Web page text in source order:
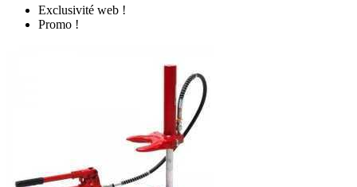
Exclusivité web !
Promo !